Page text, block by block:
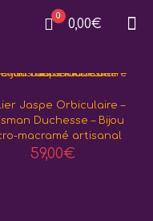
0
0,00€
Jaspe Orbiculaire –
Duchesse – Bijou
macramé artisanal
59,00€